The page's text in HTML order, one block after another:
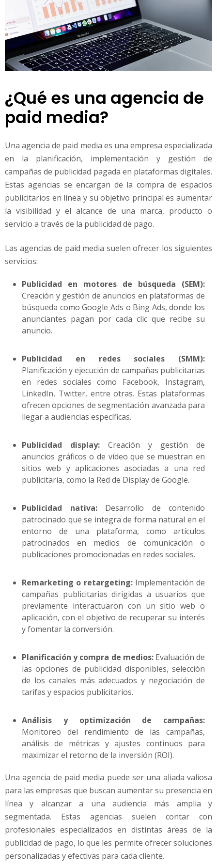
¿Qué es una agencia de
paid media?
Una agencia de paid media es una empresa especializada
en la planificación, implementación y gestión de
campañas de publicidad pagada en plataformas digitales.
Estas agencias se encargan de la compra de espacios
publicitarios en línea y su objetivo principal es aumentar
la visibilidad y el alcance de una marca, producto o
servicio a través de la publicidad de pago.
Las agencias de paid media suelen ofrecer los siguientes
servicios:
Publicidad en motores de búsqueda (SEM):
Creación y gestión de anuncios en plataformas de
búsqueda como Google Ads o Bing Ads, donde los
anunciantes pagan por cada clic que recibe su
anuncio.
Publicidad en redes sociales (SMM):
Planificación y ejecución de campañas publicitarias
en redes sociales como Facebook, Instagram,
LinkedIn, Twitter, entre otras. Estas plataformas
ofrecen opciones de segmentación avanzada para
llegar a audiencias específicas.
Publicidad display: Creación y gestión de
anuncios gráficos o de vídeo que se muestran en
sitios web y aplicaciones asociadas a una red
publicitaria, como la Red de Display de Google.
Publicidad nativa:Desarrollo de contenido
patrocinado que se integra de forma natural en el
entorno de una plataforma, como artículos
patrocinados en medios de comunicación o
publicaciones promocionadas en redes sociales.
Remarketing o retargeting:Implementación de
campañas publicitarias dirigidas a usuarios que
previamente interactuaron con un sitio web o
aplicación, con el objetivo de recuperar su interés
y fomentar la conversión.
Planificación y compra de medios:Evaluación de
las opciones de publicidad disponibles, selección
de los canales más adecuados y negociación de
tarifas y espacios publicitarios.
Análisis y optimización de campañas:
Monitoreo del rendimiento de las campañas,
análisis de métricas y ajustes continuos para
maximizar el retorno de la inversión (ROI).
Una agencia de paid media puede ser una aliada valiosa
para las empresas que buscan aumentar su presencia en
línea y alcanzar a una audiencia más amplia y
segmentada. Estas agencias suelen contar con
profesionales especializados en distintas áreas de la
publicidad de pago, lo que les permite ofrecer soluciones
personalizadas y efectivas para cada cliente.